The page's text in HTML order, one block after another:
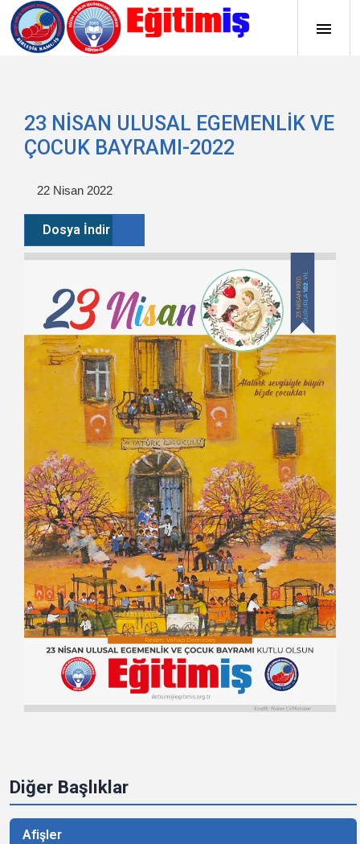
Diğer Başlıklar
Afişler
23 NİSAN ULUSAL EGEMENLİK VE
ÇOCUK BAYRAMI-2022
22 Nisan 2022
Dosya İndir